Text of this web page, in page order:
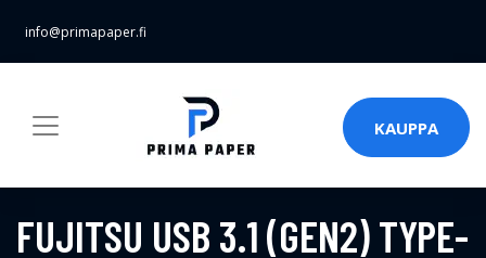
info@primapaper.fi
KAUPPA
FUJITSU USB 3.1 (GEN2) TYPE-